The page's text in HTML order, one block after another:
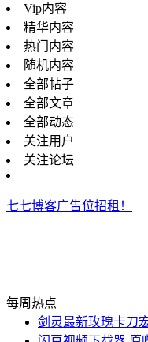
Vip内容
精华内容
热门内容
随机内容
全部帖子
全部文章
全部动态
关注用户
关注论坛
七七博客广告位招租！
每周热点
剑灵最新玫瑰卡刀